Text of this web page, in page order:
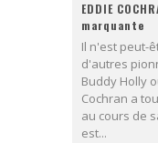
EDDIE
marquante
Il n'est peut-
d'autres
Buddy Holly
Cochran a
au cours de
est...